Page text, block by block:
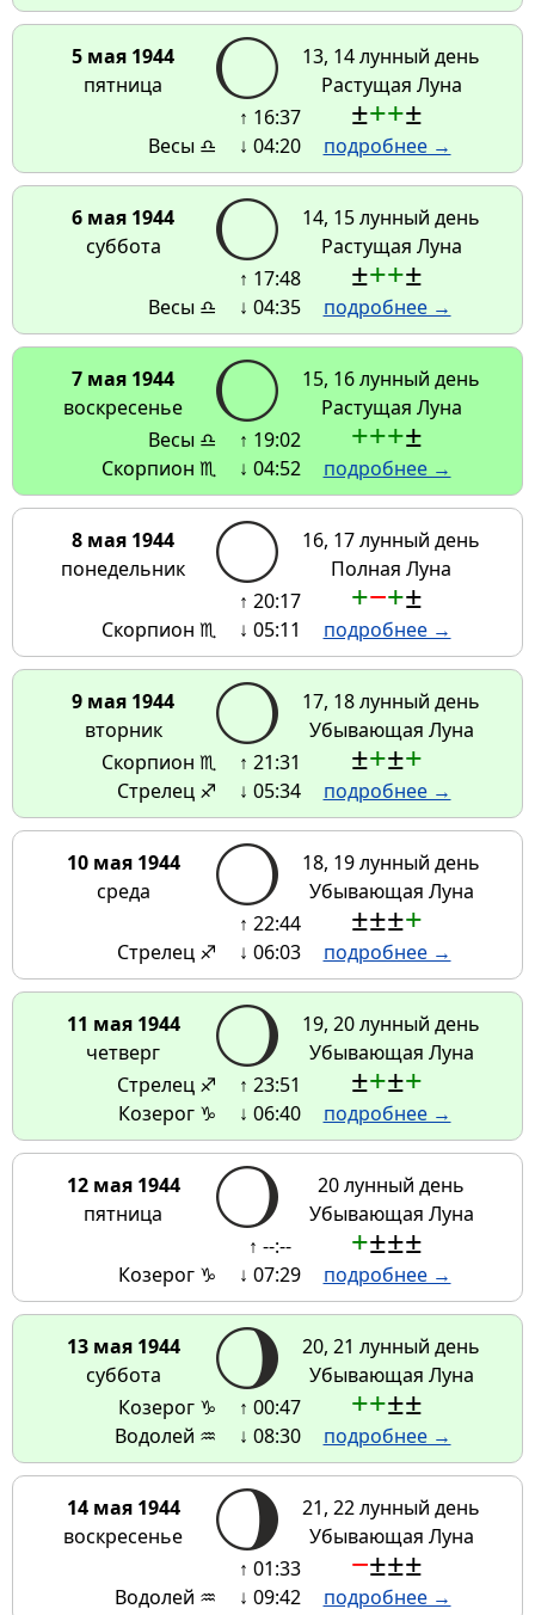
5 мая 1944
пятница
13, 14 лунный день
Растущая Луна
Весы ♎
↑ 16:37
↓ 04:20
±++±
подробнее →
6 мая 1944
суббота
14, 15 лунный день
Растущая Луна
Весы ♎
↑ 17:48
↓ 04:35
±++±
подробнее →
7 мая 1944
воскресенье
15, 16 лунный день
Растущая Луна
Весы ♎
Скорпион ♏
↑ 19:02
↓ 04:52
+++±
подробнее →
8 мая 1944
понедельник
16, 17 лунный день
Полная Луна
Скорпион ♏
↑ 20:17
↓ 05:11
+−+±
подробнее →
9 мая 1944
вторник
17, 18 лунный день
Убывающая Луна
Скорпион ♏
Стрелец ♐
↑ 21:31
↓ 05:34
±+±+
подробнее →
10 мая 1944
среда
18, 19 лунный день
Убывающая Луна
Стрелец ♐
↑ 22:44
↓ 06:03
±±±+
подробнее →
11 мая 1944
четверг
19, 20 лунный день
Убывающая Луна
Стрелец ♐
Козерог ♑
↑ 23:51
↓ 06:40
±+±+
подробнее →
12 мая 1944
пятница
20 лунный день
Убывающая Луна
Козерог ♑
↑ --:--
↓ 07:29
+±±±
подробнее →
13 мая 1944
суббота
20, 21 лунный день
Убывающая Луна
Козерог ♑
Водолей ♒
↑ 00:47
↓ 08:30
++±±
подробнее →
14 мая 1944
воскресенье
21, 22 лунный день
Убывающая Луна
Водолей ♒
↑ 01:33
↓ 09:42
−±±±
подробнее →